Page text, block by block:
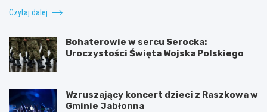
Czytaj dalej
Bohaterowie w sercu Serocka:
Uroczystości Święta Wojska Polskiego
Wzruszający koncert dzieci z Raszkowa w
Gminie Jabłonna